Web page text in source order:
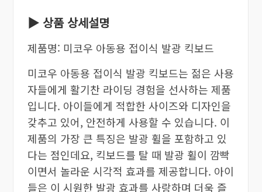
▶ 상품 상세설명
제품명: 미코우 아동용 접이식 발광 킥보드
미코우 아동용 접이식 발광 킥보드는 젊은 사용
자들에게 활기찬 라이딩 경험을 선사하는 제품
입니다. 아이들에게 적합한 사이즈와 디자인을
갖추고 있어, 안전하게 사용할 수 있습니다. 이
제품의 가장 큰 특징은 발광 휠을 포함하고 있
다는 점인데요, 킥보드를 탈 때 발광 휠이 깜빡
이면서 놀라운 시각적 효과를 제공합니다. 아이
들은 이 시원한 발광 효과를 사랑하며 더욱 즐